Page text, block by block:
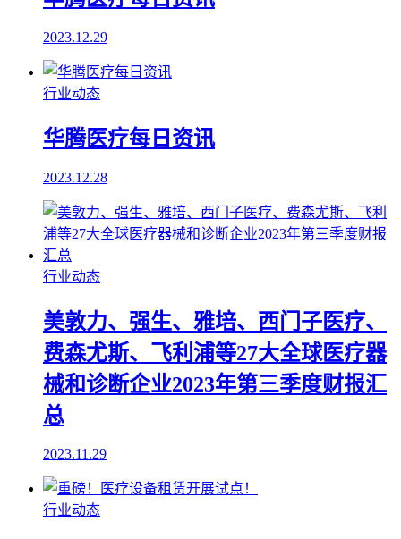
2023.12.29
行业动态
华腾医疗每日资讯
2023.12.28
行业动态
美敦力、强生、雅培、西门子医疗、
费森尤斯、飞利浦等27大全球医疗器
械和诊断企业2023年第三季度财报汇
总
2023.11.29
行业动态